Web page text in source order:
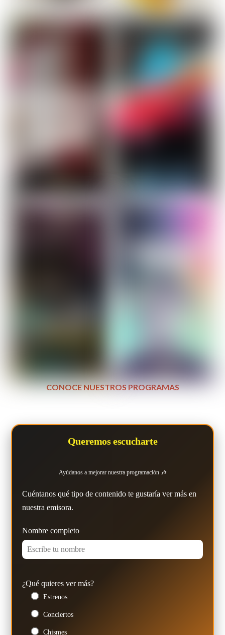
CONOCE NUESTROS PROGRAMAS
Queremos escucharte
Ayúdanos a mejorar nuestra programación 🎶
Cuéntanos qué tipo de contenido te gustaría ver más en
nuestra emisora.
Nombre completo
¿Qué quieres ver más?
Estrenos
Conciertos
Chismes